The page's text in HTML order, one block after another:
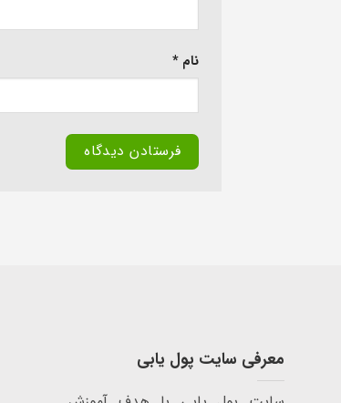
نام *
معرفی سایت پول یابی